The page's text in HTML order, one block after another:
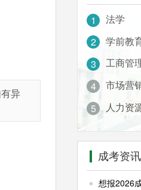
异
1
法学
2
学前教
3
工商管
4
市场营
5
人力资
成考资讯
想报2026